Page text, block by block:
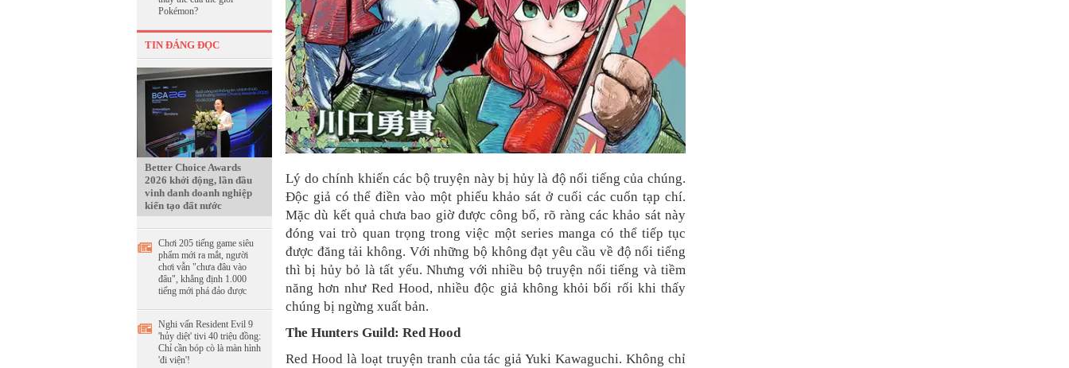
Pokémon?
TIN ĐÁNG ĐỌC
Better Choice Awards
2026 khởi động, lần đầu
vinh danh doanh nghiệp
kiến tạo đất nước
Chơi 205 tiếng game siêu
phẩm mới ra mắt, người
chơi vẫn "chưa đâu vào
đâu", khẳng định 1.000
tiếng mới phá đảo được
Nghi vấn Resident Evil 9
'hủy diệt' tivi 40 triệu đồng:
Chỉ cần bóp cò là màn hình
'đi viện'!
Lý do chính khiến các bộ truyện này bị hủy là độ nổi tiếng của chúng.
Độc giả có thể điền vào một phiếu khảo sát ở cuối các cuốn tạp chí.
Mặc dù kết quả chưa bao giờ được công bố, rõ ràng các khảo sát này
đóng vai trò quan trọng trong việc một series manga có thể tiếp tục
được đăng tải không. Với những bộ không đạt yêu cầu về độ nổi tiếng
thì bị hủy bỏ là tất yếu. Nhưng với nhiều bộ truyện nổi tiếng và tiềm
năng hơn như Red Hood, nhiều độc giả không khỏi bối rối khi thấy
chúng bị ngừng xuất bản.
The Hunters Guild: Red Hood
Red Hood là loạt truyện tranh của tác giả Yuki Kawaguchi. Không chỉ